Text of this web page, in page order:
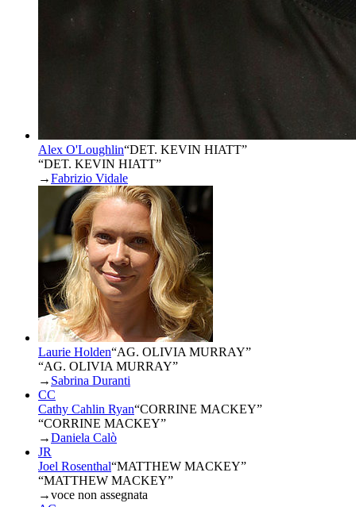
Alex O'Loughlin“DET. KEVIN HIATT”
“DET. KEVIN HIATT”
→Fabrizio Vidale
Laurie Holden“AG. OLIVIA MURRAY”
“AG. OLIVIA MURRAY”
→ Sabrina Duranti
CC
Cathy Cahlin Ryan“CORRINE MACKEY”
“CORRINE MACKEY”
→Daniela Calò
JR
Joel Rosenthal“MATTHEW MACKEY”
“MATTHEW MACKEY”
→voce non assegnata